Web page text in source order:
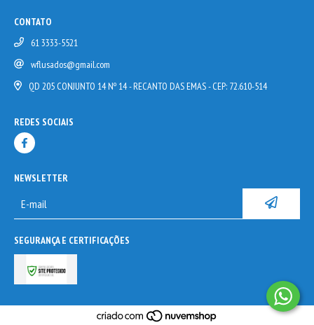
CONTATO
61 3333-5521
wflusados@gmail.com
QD 205 CONJUNTO 14 Nº 14 - RECANTO DAS EMAS - CEP: 72.610-514
REDES SOCIAIS
NEWSLETTER
SEGURANÇA E CERTIFICAÇÕES